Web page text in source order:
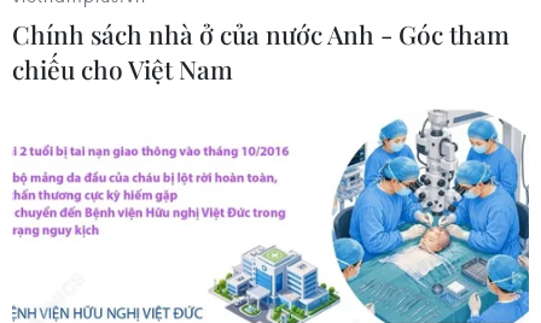
Nga thông báo tấn công căn
cứ ngầm của Ukraine
Tây Ban Nha: 100 người thiệt mạng
trong vụ vượt biển ồ ạt vào Ceuta
Chính sách nhà ở của nước Anh - Góc tham
chiếu cho Việt Nam